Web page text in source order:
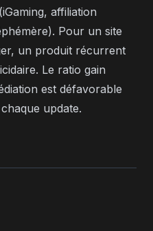
affiliation
Pour un site
un produit récurrent
Le ratio gain
est défavorable
update.